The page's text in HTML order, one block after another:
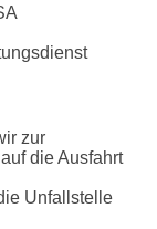
zur
die Ausfahrt
Unfallstelle